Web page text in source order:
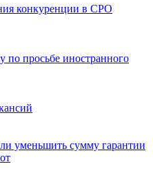
конкуренции в СРО
по просьбе иностранного
уменьшить сумму гарантии